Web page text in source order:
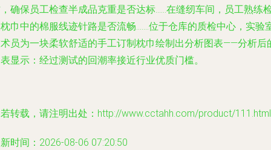
确保员工检查半成品克重是否达标......在缝纫车间，员工熟练
巾中的棉服线迹针路是否流畅.......位于仓库的质检中心，实验
员为一块柔软舒适的手工订制枕巾绘制出分析图表――分析后
显示：经过测试的回潮率接近行业优质门槛。
转载，请注明出处：http://www.cctahh.com/product/111.html
时间：2026-08-06 07:20:50